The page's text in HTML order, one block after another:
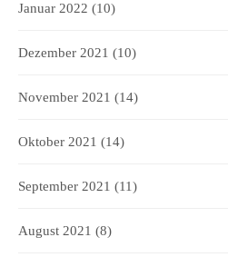
Januar 2022 (10)
Dezember 2021 (10)
November 2021 (14)
Oktober 2021 (14)
September 2021 (11)
August 2021 (8)